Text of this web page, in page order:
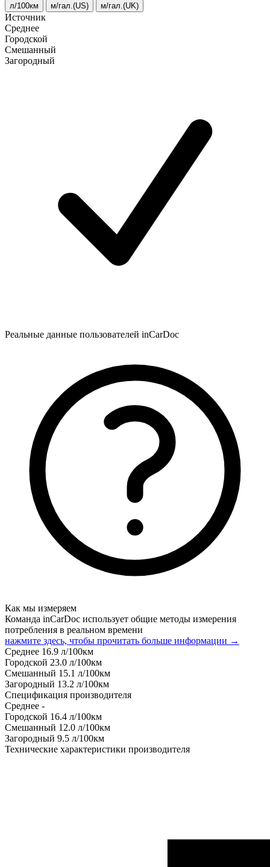
л/100км м/гал.(US) м/гал.(UK)
Источник
Среднее
Городской
Смешанный
Загородный
Реальные данные пользователей inCarDoc
Как мы измеряем
Команда inCarDoc использует общие методы измерения
потребления в реальном времени
нажмите здесь, чтобы прочитать больше информации →
Среднее 16.9 л/100км
Городской 23.0 л/100км
Смешанный 15.1 л/100км
Загородный 13.2 л/100км
Спецификация производителя
Среднее -
Городской 16.4 л/100км
Смешанный 12.0 л/100км
Загородный 9.5 л/100км
Технические характеристики производителя